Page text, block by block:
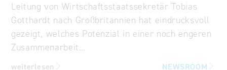
Leitung von Wirtschaftsstaatssekretär Tobias
Gotthardt nach Großbritannien hat eindrucksvoll
gezeigt, welches Potenzial in einer noch engeren
Zusammenarbeit…
weiterlesen NEWSROOM